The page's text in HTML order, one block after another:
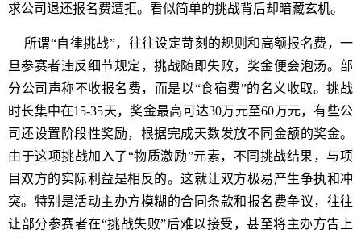
求公司退还报名费遭拒。看似简单的挑战背后却暗藏玄机。
所谓“自律挑战”，往往设定苛刻的规则和高额报名费，一
旦参赛者违反细节规定，挑战随即失败，奖金便会泡汤。部
分公司声称不收报名费，而是以“食宿费”的名义收取。挑战
时长集中在15-35天，奖金最高可达30万元至60万元，有些公
司还设置阶段性奖励，根据完成天数发放不同金额的奖金。
由于这项挑战加入了“物质激励”元素，不同挑战结果，与项
目双方的实际利益是相反的。这就让双方极易产生争执和冲
突。特别是活动主办方模糊的合同条款和报名费争议，往往
让部分参赛者在“挑战失败”后难以接受，甚至将主办方告上